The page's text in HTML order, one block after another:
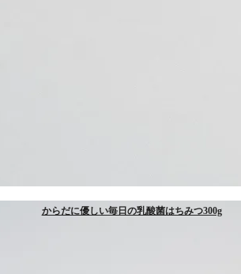
からだに優しい毎日の乳酸菌はちみつ300g